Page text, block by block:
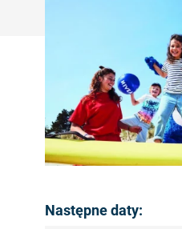
Następne daty: